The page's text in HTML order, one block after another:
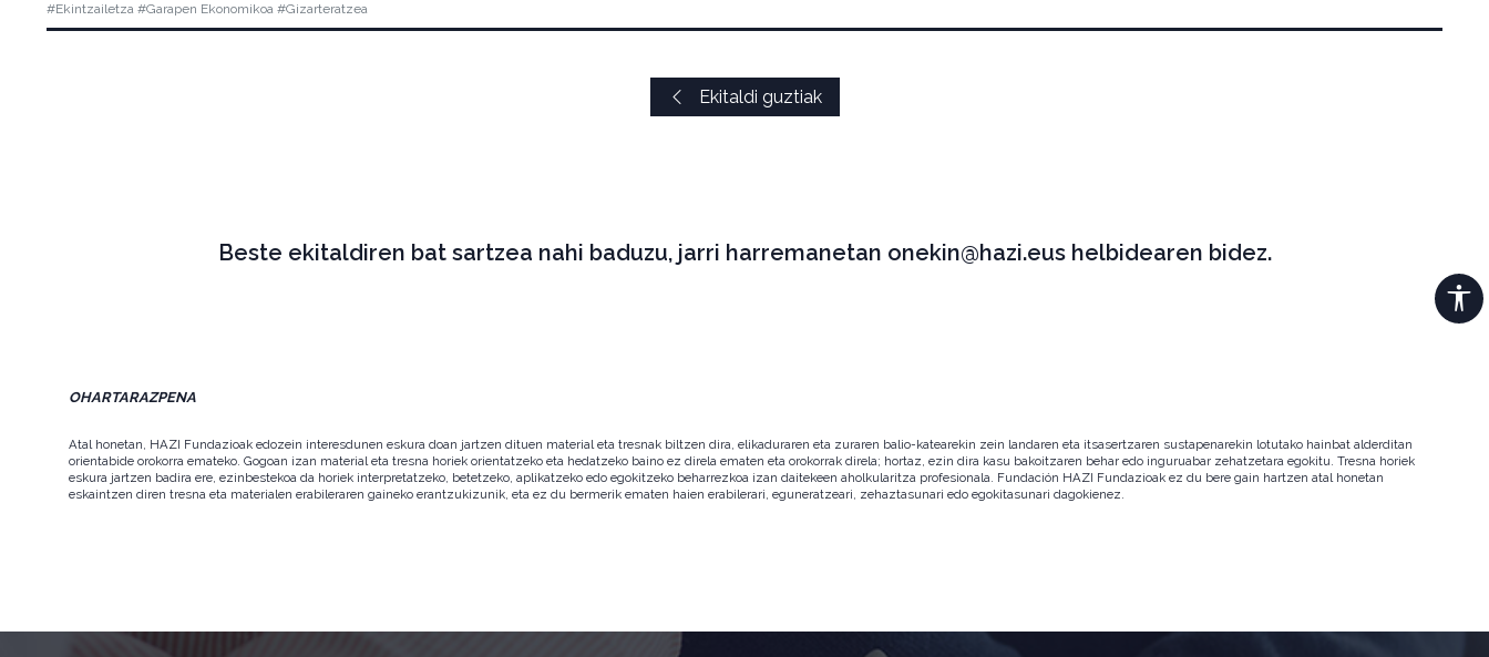
#Ekintzailetza #Garapen Ekonomikoa #Gizarteratzea
Ekitaldi guztiak
Beste ekitaldiren bat sartzea nahi baduzu, jarri harremanetan onekin@hazi.eus helbidearen bidez.
OHARTARAZPENA
Atal honetan, HAZI Fundazioak edozein interesdunen eskura doan jartzen dituen material eta tresnak biltzen dira, elikaduraren eta zuraren balio-katearekin zein landaren eta itsasertzaren sustapenarekin lotutako hainbat alderditan
orientabide orokorra emateko. Gogoan izan material eta tresna horiek orientatzeko eta hedatzeko baino ez direla ematen eta orokorrak direla; hortaz, ezin dira kasu bakoitzaren behar edo inguruabar zehatzetara egokitu. Tresna horiek
eskura jartzen badira ere, ezinbestekoa da horiek interpretatzeko, betetzeko, aplikatzeko edo egokitzeko beharrezkoa izan daitekeen aholkularitza profesionala. Fundación HAZI Fundazioak ez du bere gain hartzen atal honetan
eskaintzen diren tresna eta materialen erabileraren gaineko erantzukizunik, eta ez du bermerik ematen haien erabilerari, eguneratzeari, zehaztasunari edo egokitasunari dagokienez.